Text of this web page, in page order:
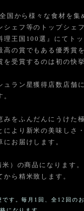
国から様々な食材を集
シェフ等のトップシェ
理王国100選』にてトッ
高の賞でもある優秀賞を
を受賞するのは初の快挙
ュラン星獲得店数店舗
みをふんだんにうけた
により新米の美味しさ
お届けします。
）の商品になります。
ら精米致します。
す。毎月1回、全12回のお